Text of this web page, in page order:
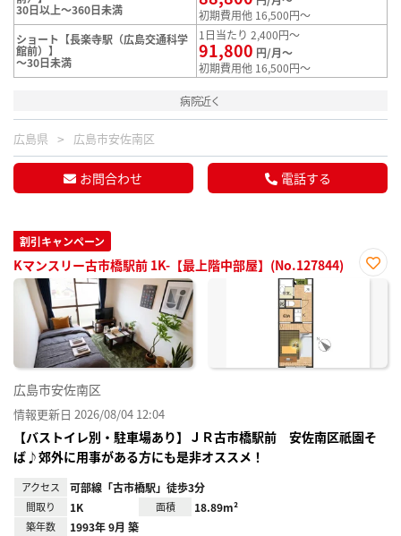
30日以上～360日未満
初期費用他 16,500円～
ショート【長楽寺駅（広島交通科学
館前）】
～30日未満
1日当たり 2,400円～
91,800 円/月～
初期費用他 16,500円～
病院近く
広島県 広島市安佐南区
お問合わせ 電話する
割引キャンペーン
Kマンスリー古市橋駅前 1K-【最上階中部屋】(No.127844)
お気
広島市安佐南区
情報更新日 2026/08/04 12:04
【バストイレ別・駐車場あり】ＪＲ古市橋駅前 安佐南区祇園そ
ば♪郊外に用事がある方にも是非オススメ！
アクセス 可部線「古市橋駅」徒歩3分
間取り 1K 面積 18.89m²
築年数 1993年 9月 築